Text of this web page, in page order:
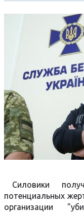
Силовики
потенциальных
организации